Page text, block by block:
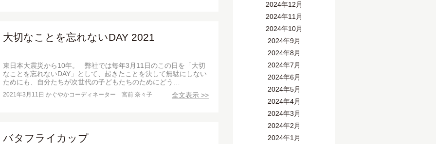
大切なことを忘れないDAY 2021
東日本大震災から10年。 弊社では毎年3月11日のこの日を「大切
なことを忘れないDAY」として、起きたことを決して無駄にしない
ためにも、自分たちが次世代の子どもたちのためにどう…
2021年3月11日 かぐやかコーディネーター 宮前 奈々子 全文表示 >>
バタフライカップ
2024年12月
2024年11月
2024年10月
2024年9月
2024年8月
2024年7月
2024年6月
2024年5月
2024年4月
2024年3月
2024年2月
2024年1月